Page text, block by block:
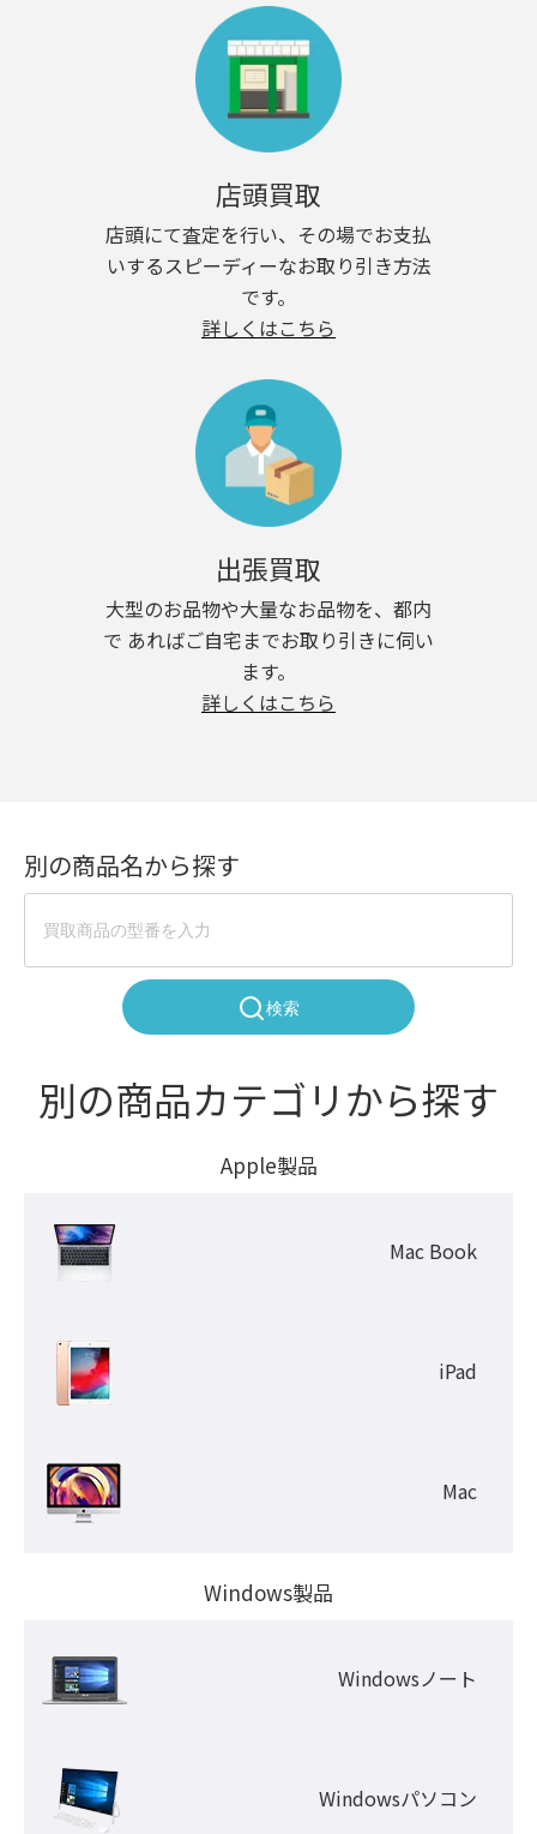
店頭買取
店頭にて査定を行い、その場でお支払
いするスピーディーなお取り引き方法
です。
詳しくはこちら
出張買取
大型のお品物や大量なお品物を、都内
で あればご自宅までお取り引きに伺い
ます。
詳しくはこちら
別の商品名から探す
検索
別の商品カテゴリから探す
Apple製品
Mac Book
iPad
Mac
Windows製品
Windowsノート
Windowsパソコン